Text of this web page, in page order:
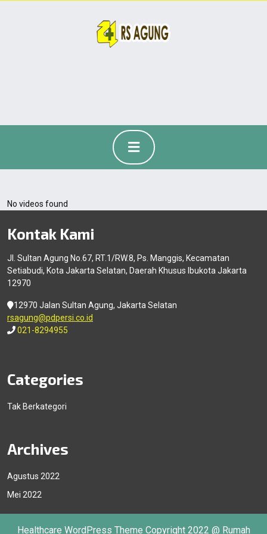
No videos found
Kontak Kami
Jl. Sultan Agung No.67, RT.1/RW.8, Ps. Manggis, Kecamatan
Setiabudi, Kota Jakarta Selatan, Daerah Khusus Ibukota Jakarta
12970
12970 Jalan Sultan Agung, Jakarta Selatan
rsagung@pdpersi.co.id
021-8294955
Categories
Tak Berkategori
Archives
Agustus 2022
Mei 2022
Healthcare WordPress Theme Copyright 2022 @ Rumah